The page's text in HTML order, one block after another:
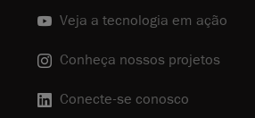
Veja a tecnologia em ação
Conheça nossos projetos
Conecte-se conosco